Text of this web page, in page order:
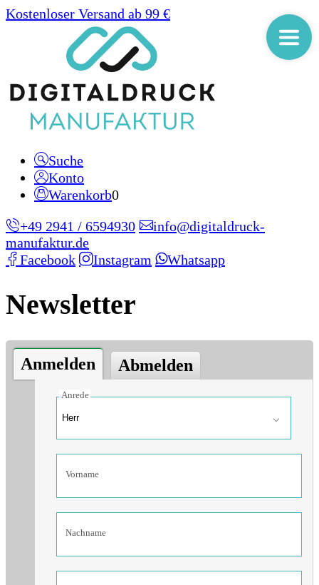
Kostenloser Versand ab 99 €
Suche
Konto
Warenkorb0
+49 2941 / 6594930
info@digitaldruck-
manufaktur.de
Facebook
Instagram Whatsapp
Newsletter
Anmelden
Anrede
Vorname
Nachname
Abmelden